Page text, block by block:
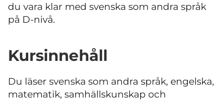
du vara klar med svenska som andra språk
på D-nivå.
Kursinnehåll
Du läser svenska som andra språk, engelska,
matematik, samhällskunskap och